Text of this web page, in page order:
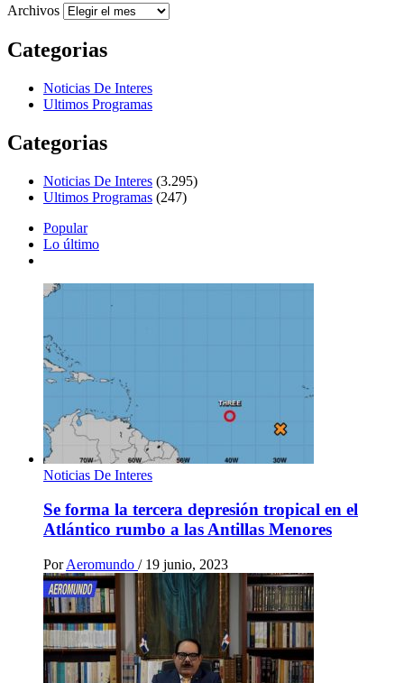
Archivos
Categorias
Noticias De Interes
Ultimos Programas
Categorias
Noticias De Interes (3.295)
Ultimos Programas (247)
Popular
Lo último
Noticias De Interes
Se forma la tercera depresión tropical en el
Atlántico rumbo a las Antillas Menores
Por Aeromundo / 19 junio, 2023